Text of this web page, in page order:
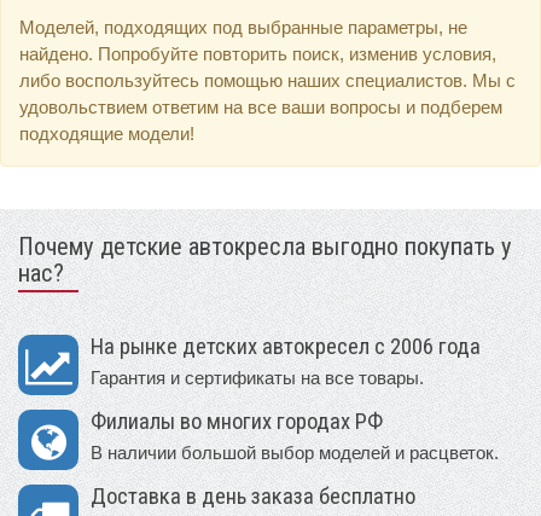
Моделей, подходящих под выбранные параметры, не
найдено. Попробуйте повторить поиск, изменив условия,
либо воспользуйтесь помощью наших специалистов. Мы с
удовольствием ответим на все ваши вопросы и подберем
подходящие модели!
Почему детские автокресла выгодно покупать у
нас?
На рынке детских автокресел с 2006 года
Гарантия и сертификаты на все товары.
Филиалы во многих городах РФ
В наличии большой выбор моделей и расцветок.
Доставка в день заказа бесплатно